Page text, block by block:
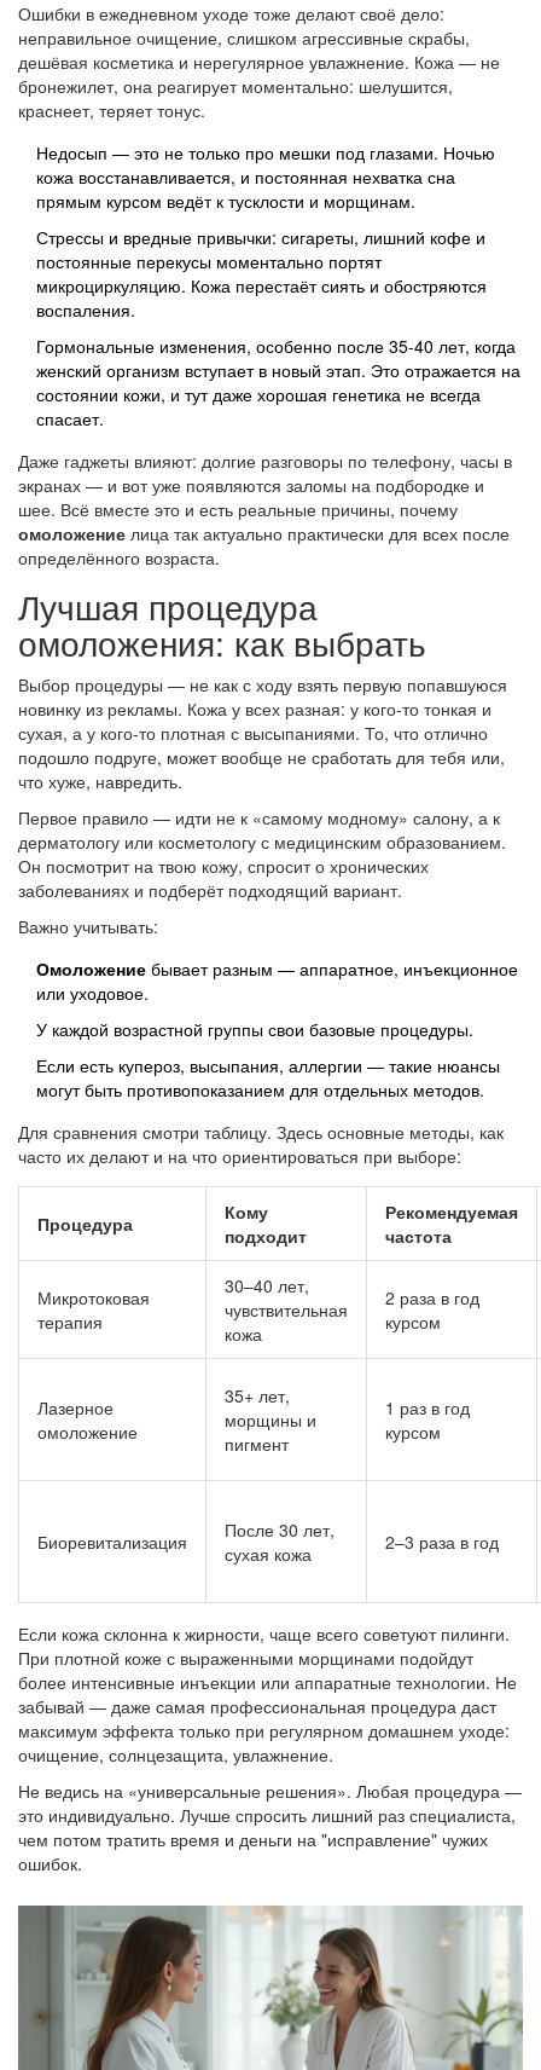
Ошибки в ежедневном уходе тоже делают своё дело:
неправильное очищение, слишком агрессивные скрабы,
дешёвая косметика и нерегулярное увлажнение. Кожа — не
бронежилет, она реагирует моментально: шелушится,
краснеет, теряет тонус.
Недосып — это не только про мешки под глазами. Ночью
кожа восстанавливается, и постоянная нехватка сна
прямым курсом ведёт к тусклости и морщинам.
Стрессы и вредные привычки: сигареты, лишний кофе и
постоянные перекусы моментально портят
микроциркуляцию. Кожа перестаёт сиять и обостряются
воспаления.
Гормональные изменения, особенно после 35-40 лет, когда
женский организм вступает в новый этап. Это отражается на
состоянии кожи, и тут даже хорошая генетика не всегда
спасает.
Даже гаджеты влияют: долгие разговоры по телефону, часы в
экранах — и вот уже появляются заломы на подбородке и
шее. Всё вместе это и есть реальные причины, почему
омоложение лица так актуально практически для всех после
определённого возраста.
Лучшая процедура
омоложения: как выбрать
Выбор процедуры — не как с ходу взять первую попавшуюся
новинку из рекламы. Кожа у всех разная: у кого-то тонкая и
сухая, а у кого-то плотная с высыпаниями. То, что отлично
подошло подруге, может вообще не сработать для тебя или,
что хуже, навредить.
Первое правило — идти не к «самому модному» салону, а к
дерматологу или косметологу с медицинским образованием.
Он посмотрит на твою кожу, спросит о хронических
заболеваниях и подберёт подходящий вариант.
Важно учитывать:
Омоложение бывает разным — аппаратное, инъекционное
или уходовое.
У каждой возрастной группы свои базовые процедуры.
Если есть купероз, высыпания, аллергии — такие нюансы
могут быть противопоказанием для отдельных методов.
Для сравнения смотри таблицу. Здесь основные методы, как
часто их делают и на что ориентироваться при выборе:
Процедура
Кому
подходит
Рекомендуемая
частота
Микротоковая
терапия
30–40 лет,
чувствительная
кожа
2 раза в год
курсом
Лазерное
омоложение
35+ лет,
морщины и
пигмент
1 раз в год
курсом
Биоревитализация
После 30 лет,
сухая кожа
2–3 раза в год
Если кожа склонна к жирности, чаще всего советуют пилинги.
При плотной коже с выраженными морщинами подойдут
более интенсивные инъекции или аппаратные технологии. Не
забывай — даже самая профессиональная процедура даст
максимум эффекта только при регулярном домашнем уходе:
очищение, солнцезащита, увлажнение.
Не ведись на «универсальные решения». Любая процедура —
это индивидуально. Лучше спросить лишний раз специалиста,
чем потом тратить время и деньги на "исправление" чужих
ошибок.